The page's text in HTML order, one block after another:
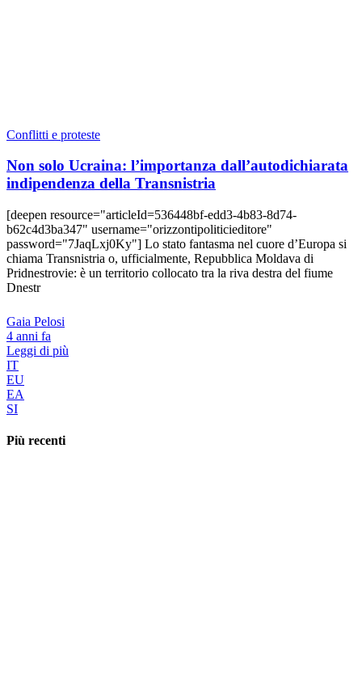
Conflitti e proteste
Non solo Ucraina: l’importanza dall’autodichiarata
indipendenza della Transnistria
[deepen resource="articleId=536448bf-edd3-4b83-8d74-
b62c4d3ba347" username="orizzontipoliticieditore"
password="7JaqLxj0Ky"] Lo stato fantasma nel cuore d’Europa si
chiama Transnistria o, ufficialmente, Repubblica Moldava di
Pridnestrovie: è un territorio collocato tra la riva destra del fiume
Dnestr
Gaia Pelosi
4 anni fa
Leggi di più
IT
EU
EA
SI
Più recenti